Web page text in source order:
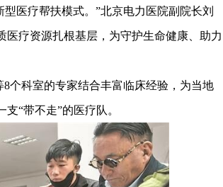
医疗帮扶模式。”北京电力医院副院长刘
疗资源扎根基层，为守护生命健康、助力
科室的专家结合丰富临床经验，为当地
“带不走”的医疗队。